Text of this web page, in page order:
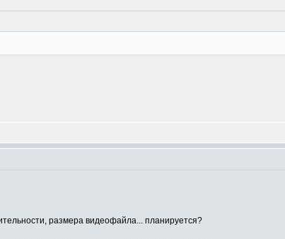
размера видеофайла... планируется?